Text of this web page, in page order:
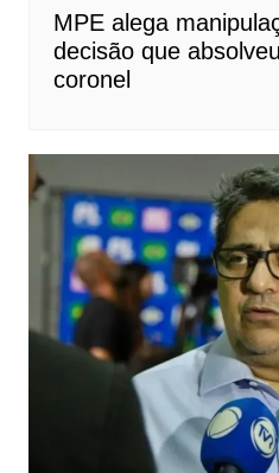
MPE alega
decisão que
coronel